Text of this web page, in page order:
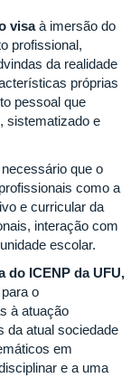
visaà imersão do
profissional,
da realidade
próprias
pessoal que
sistematizado e
que o
como a
e curricular da
interação com
escolar.
do ICENP da UFU,
o
à atuação
da atual sociedade
em
e a uma